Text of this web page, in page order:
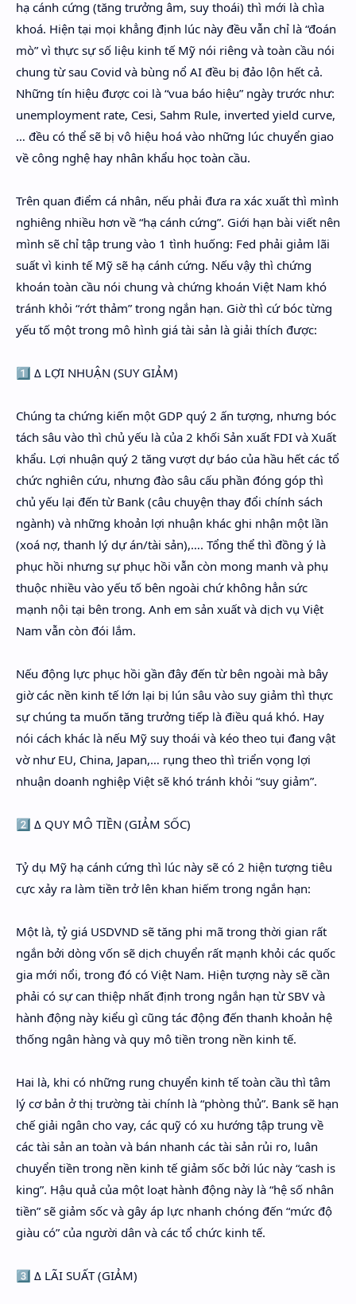
hạ cánh cứng (tăng trưởng âm, suy thoái) thì mới là chìa
khoá. Hiện tại mọi khẳng định lúc này đều vẫn chỉ là “đoán
mò” vì thực sự số liệu kinh tế Mỹ nói riêng và toàn cầu nói
chung từ sau Covid và bùng nổ AI đều bị đảo lộn hết cả.
Những tín hiệu được coi là “vua báo hiệu” ngày trước như:
unemployment rate, Cesi, Sahm Rule, inverted yield curve,
… đều có thể sẽ bị vô hiệu hoá vào những lúc chuyển giao
về công nghệ hay nhân khẩu học toàn cầu.
Trên quan điểm cá nhân, nếu phải đưa ra xác xuất thì mình
nghiêng nhiều hơn về “hạ cánh cứng”. Giới hạn bài viết nên
mình sẽ chỉ tập trung vào 1 tình huống: Fed phải giảm lãi
suất vì kinh tế Mỹ sẽ hạ cánh cứng. Nếu vậy thì chứng
khoán toàn cầu nói chung và chứng khoán Việt Nam khó
tránh khỏi “rớt thảm” trong ngắn hạn. Giờ thì cứ bóc từng
yếu tố một trong mô hình giá tài sản là giải thích được:
1️⃣ Δ LỢI NHUẬN (SUY GIẢM)
Chúng ta chứng kiến một GDP quý 2 ấn tượng, nhưng bóc
tách sâu vào thì chủ yếu là của 2 khối Sản xuất FDI và Xuất
khẩu. Lợi nhuận quý 2 tăng vượt dự báo của hầu hết các tổ
chức nghiên cứu, nhưng đào sâu cấu phần đóng góp thì
chủ yếu lại đến từ Bank (câu chuyện thay đổi chính sách
ngành) và những khoản lợi nhuận khác ghi nhận một lần
(xoá nợ, thanh lý dự án/tài sản),…. Tổng thể thì đồng ý là
phục hồi nhưng sự phục hồi vẫn còn mong manh và phụ
thuộc nhiều vào yếu tố bên ngoài chứ không hẳn sức
mạnh nội tại bên trong. Anh em sản xuất và dịch vụ Việt
Nam vẫn còn đói lắm.
Nếu động lực phục hồi gần đây đến từ bên ngoài mà bây
giờ các nền kinh tế lớn lại bị lún sâu vào suy giảm thì thực
sự chúng ta muốn tăng trưởng tiếp là điều quá khó. Hay
nói cách khác là nếu Mỹ suy thoái và kéo theo tụi đang vật
vờ như EU, China, Japan,… rụng theo thì triển vọng lợi
nhuận doanh nghiệp Việt sẽ khó tránh khỏi “suy giảm”.
2️⃣ Δ QUY MÔ TIỀN (GIẢM SỐC)
Tỷ dụ Mỹ hạ cánh cứng thì lúc này sẽ có 2 hiện tượng tiêu
cực xảy ra làm tiền trở lên khan hiếm trong ngắn hạn:
Một là, tỷ giá USDVND sẽ tăng phi mã trong thời gian rất
ngắn bởi dòng vốn sẽ dịch chuyển rất mạnh khỏi các quốc
gia mới nổi, trong đó có Việt Nam. Hiện tượng này sẽ cần
phải có sự can thiệp nhất định trong ngắn hạn từ SBV và
hành động này kiểu gì cũng tác động đến thanh khoản hệ
thống ngân hàng và quy mô tiền trong nền kinh tế.
Hai là, khi có những rung chuyển kinh tế toàn cầu thì tâm
lý cơ bản ở thị trường tài chính là “phòng thủ”. Bank sẽ hạn
chế giải ngân cho vay, các quỹ có xu hướng tập trung về
các tài sản an toàn và bán nhanh các tài sản rủi ro, luân
chuyển tiền trong nền kinh tế giảm sốc bởi lúc này “cash is
king”. Hậu quả của một loạt hành động này là “hệ số nhân
tiền” sẽ giảm sốc và gây áp lực nhanh chóng đến “mức độ
giàu có” của người dân và các tổ chức kinh tế.
3️⃣ Δ LÃI SUẤT (GIẢM)